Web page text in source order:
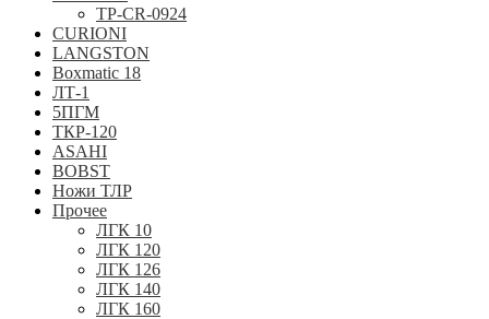
TP-CR-0924
CURIONI
LANGSTON
Boxmatic 18
ЛТ-1
5ПГМ
ТКР-120
ASAHI
BOBST
Ножи ТЛР
Прочее
ЛГК 10
ЛГК 120
ЛГК 126
ЛГК 140
ЛГК 160